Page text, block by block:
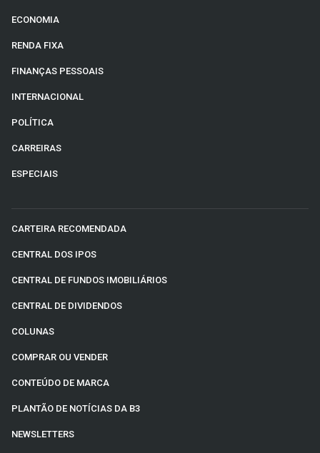
ECONOMIA
RENDA FIXA
FINANÇAS PESSOAIS
INTERNACIONAL
POLÍTICA
CARREIRAS
ESPECIAIS
CARTEIRA RECOMENDADA
CENTRAL DOS IPOS
CENTRAL DE FUNDOS IMOBILIÁRIOS
CENTRAL DE DIVIDENDOS
COLUNAS
COMPRAR OU VENDER
CONTEÚDO DE MARCA
PLANTÃO DE NOTÍCIAS DA B3
NEWSLETTERS